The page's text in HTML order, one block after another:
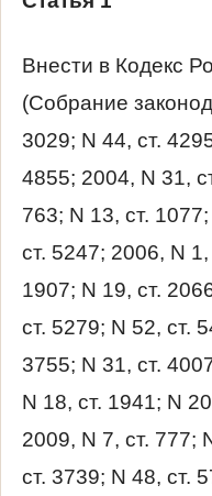
Внести в Кодекс
(Собрание
3029; N 44, ст.
4855; 2004, N 31,
763; N 13, ст.
ст. 5247; 2006, N
1907; N 19, ст.
ст. 5279; N 52, ст.
3755; N 31, ст.
N 18, ст. 1941; N
2009, N 7, ст. 777;
ст. 3739; N 48, ст.